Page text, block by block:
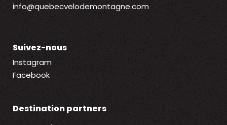
info@quebecvelodemontagne.com
Suivez-nous
Social
Instagram
Facebook
Destination partners